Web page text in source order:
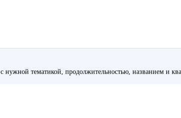
с нужной тематикой, продолжительностью, названием и